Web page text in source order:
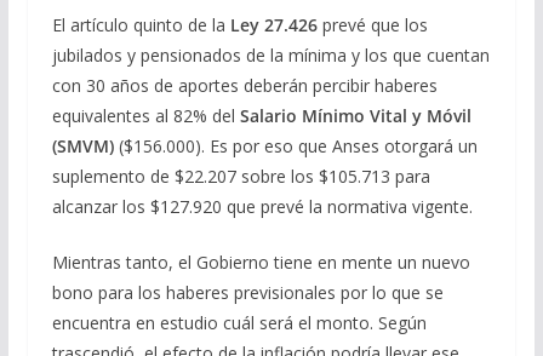
El artículo quinto de la Ley 27.426prevé que los
jubilados y pensionados de la mínima y los que cuentan
con 30 años de aportes deberán percibir haberes
equivalentes al 82% del Salario Mínimo Vital y Móvil
(SMVM) ($156.000). Es por eso que Anses otorgará un
suplemento de $22.207 sobre los $105.713 para
alcanzar los $127.920 que prevé la normativa vigente.
Mientras tanto, el Gobierno tiene en mente un nuevo
bono para los haberes previsionales por lo que se
encuentra en estudio cuál será el monto. Según